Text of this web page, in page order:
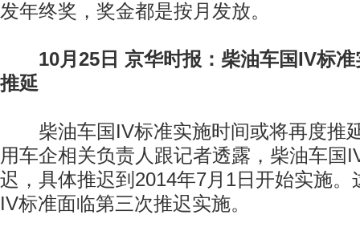
发年终奖，奖金都是按月发放。
10月25日 京华时报：柴油车国IV标
推延
柴油车国IV标准实施时间或将再度推
用车企相关负责人跟记者透露，柴油车国
迟，具体推迟到2014年7月1日开始实施。
IV标准面临第三次推迟实施。